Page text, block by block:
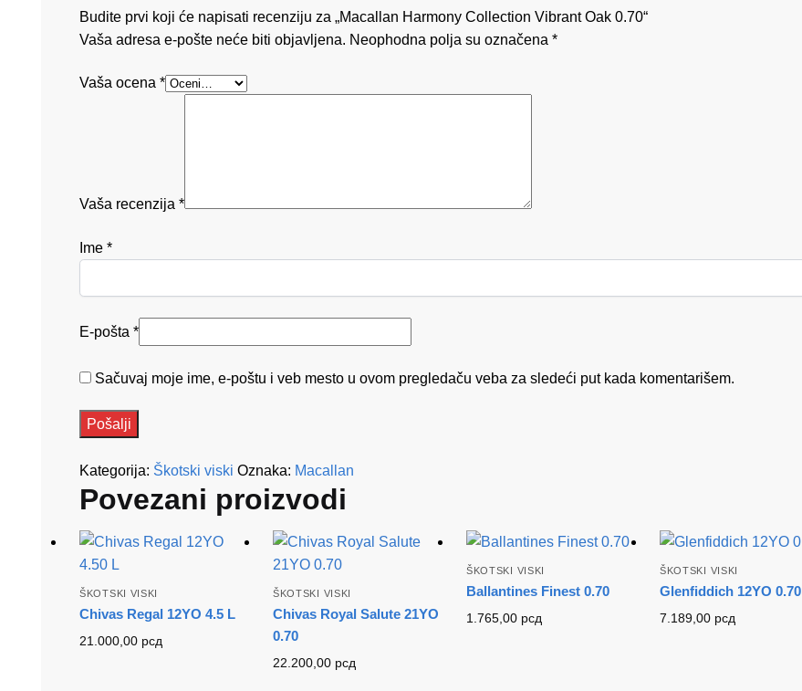
Budite prvi koji će napisati recenziju za „Macallan Harmony Collection Vibrant Oak 0.70“
Vaša adresa e-pošte neće biti objavljena. Neophodna polja su označena *
Vaša ocena *
Vaša recenzija *
Ime *
E-pošta *
Sačuvaj moje ime, e-poštu i veb mesto u ovom pregledaču veba za sledeći put kada komentarišem.
Kategorija: Škotski viski Oznaka: Macallan
Povezani proizvodi
ŠKOTSKI VISKI
Chivas Regal 12YO 4.5 L
21.000,00 рсд
ŠKOTSKI VISKI
Chivas Royal Salute 21YO
0.70
22.200,00 рсд
ŠKOTSKI VISKI
Ballantines Finest 0.70
1.765,00 рсд
ŠKOTSKI VISKI
Glenfiddich 12YO 0.70
7.189,00 рсд